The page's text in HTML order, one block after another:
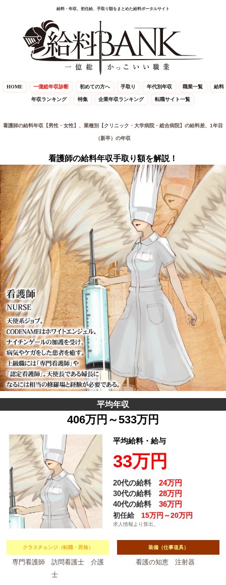
給料・年収、初任給、手取り額をまとめた給料ポータルサイト
HOME 一億総年収診断 初めての方へ 手取り 年代別年収 職業一覧 給料
年収ランキング 特集 企業年収ランキング 転職サイト一覧
看護師の給料年収【男性・女性】、業種別【クリニック・大学病院・総合病院】の給料差、1年目
（新卒）の年収
看護師の給料年収手取り額を解説！
平均年収
406万円～533万円
平均給料・給与
33万円
20代の給料 24万円
30代の給料 28万円
40代の給料 36万円
初任給 15万円～20万円
求人情報より算出。
クラスチェンジ（転職・昇格）
専門看護師 訪問看護士 介護
士
装備（仕事道具）
看護の知恵 注射器